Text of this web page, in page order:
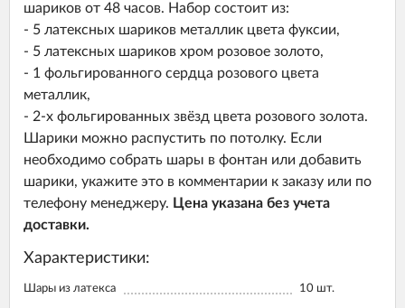
шариков от 48 часов. Набор состоит из:
- 5 латексных шариков металлик цвета фуксии,
- 5 латексных шариков хром розовое золото,
- 1 фольгированного сердца розового цвета
металлик,
- 2-х фольгированных звёзд цвета розового золота.
Шарики можно распустить по потолку. Если
необходимо собрать шары в фонтан или добавить
шарики, укажите это в комментарии к заказу или по
телефону менеджеру. Цена указана без учета
доставки.
Характеристики:
Шары из латекса 10 шт.